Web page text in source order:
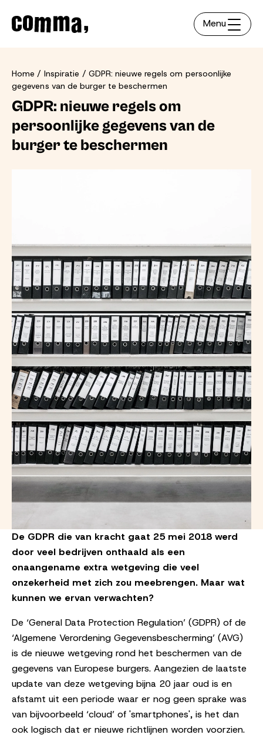
Menu
Home Inspiratie
GDPR: nieuwe regels om persoonlijke
gegevens van de burger te beschermen
GDPR: nieuwe regels om
persoonlijke gegevens van de
burger te beschermen
De GDPR die van kracht gaat 25 mei 2018 werd
door veel bedrijven onthaald als een
onaangename extra wetgeving die veel
onzekerheid met zich zou meebrengen. Maar wat
kunnen we ervan verwachten?
De ‘General Data Protection Regulation’ (GDPR) of de
‘Algemene Verordening Gegevensbescherming’ (AVG)
is de nieuwe wetgeving rond het beschermen van de
gegevens van Europese burgers. Aangezien de laatste
update van deze wetgeving bijna 20 jaar oud is en
afstamt uit een periode waar er nog geen sprake was
van bijvoorbeeld ‘cloud’ of 'smartphones', is het dan
ook logisch dat er nieuwe richtlijnen worden voorzien.